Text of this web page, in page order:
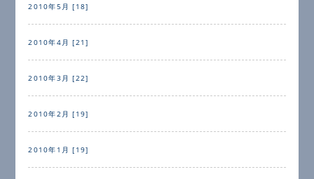
2010年5月 [18]
2010年4月 [21]
2010年3月 [22]
2010年2月 [19]
2010年1月 [19]